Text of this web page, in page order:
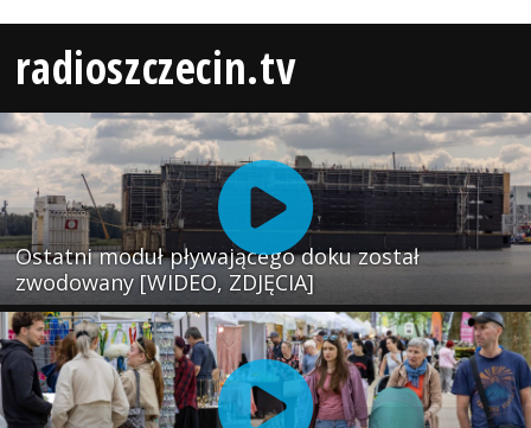
radioszczecin.tv
Ostatni moduł pływającego doku został
zwodowany [WIDEO, ZDJĘCIA]